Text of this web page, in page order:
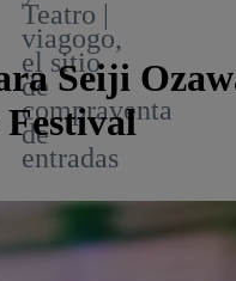
Teatro |
viagogo,
el sitio
de
compraventa
de
entradas
Seiji